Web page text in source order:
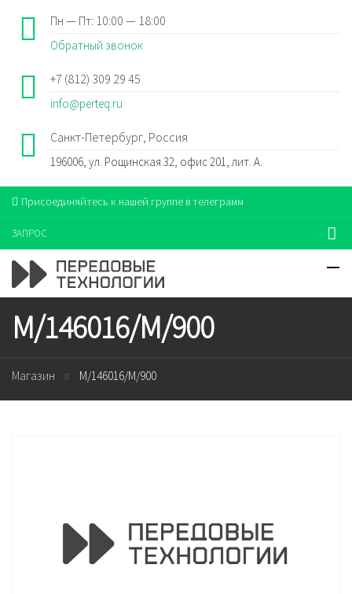
Пн — Пт: 10:00 — 18:00
Обратный звонок
+7 (812) 309 29 45
info@perteq.ru
Санкт-Петербург, Россия
196006, ул. Рощинская 32, офис 201, лит. А.
Присоединяйтесь к нашей группе в телеграмм
ЗАПРОС
M/146016/M/900
Магазин M/146016/M/900